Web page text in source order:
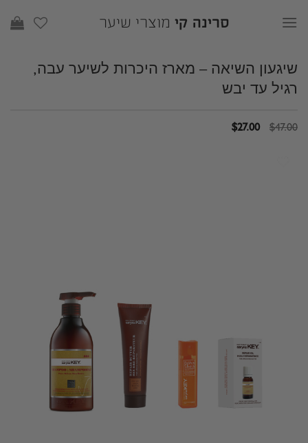
סרינה קי מוצרי שיער
שיגעון השיאה – מארז היכרות לשיער עבה,
רגיל עד יבש
$47.00
המחיר
$27.00 המחיר